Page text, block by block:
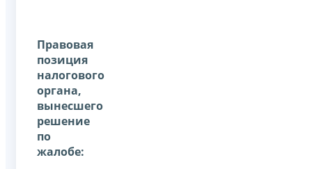
Правовая
позиция
налогового
органа,
вынесшего
решение
по
жалобе: